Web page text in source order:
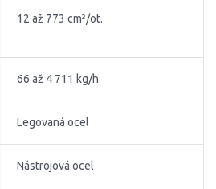
12 až 773 cm³/ot.
66 až 4 711 kg/h
Legovaná ocel
Nástrojová ocel